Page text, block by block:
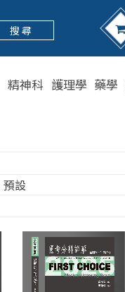
搜 尋
精神科 護理學 藥學